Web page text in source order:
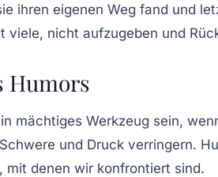
ihren eigenen Weg fand und
viele, nicht aufzugeben und
Humors
mächtiges Werkzeug sein,
und Druck verringern.
mit denen wir konfrontiert sind.